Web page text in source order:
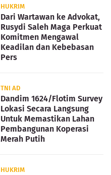
HUKRIM
Dari Wartawan ke Advokat,
Rusydi Saleh Maga Perkuat
Komitmen Mengawal
Keadilan dan Kebebasan
Pers
TNI AD
Dandim 1624/Flotim Survey
Lokasi Secara Langsung
Untuk Memastikan Lahan
Pembangunan Koperasi
Merah Putih
HUKRIM